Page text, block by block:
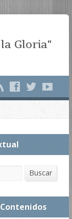
Gloria"
Buscar